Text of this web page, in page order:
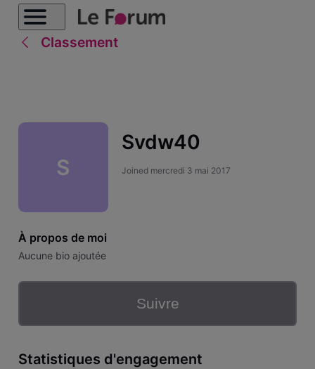
Classement
S
Svdw40
Joined mercredi 3 mai 2017
À propos de moi
Aucune bio ajoutée
Suivre
Statistiques d'engagement